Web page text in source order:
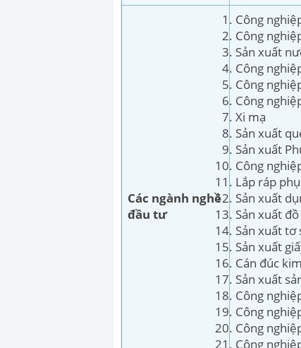
Các ngành nghề
đầu tư
Công
Công
Sản xuất
Công
Công
Công
Xi mạ
Sản xuất
Sản xuất
Công
Lắp ráp
Sản xuất
Sản xuất
Sản xuất
Sản xuất
Cán đúc
Sản xuất
Công
Công
Công
Công